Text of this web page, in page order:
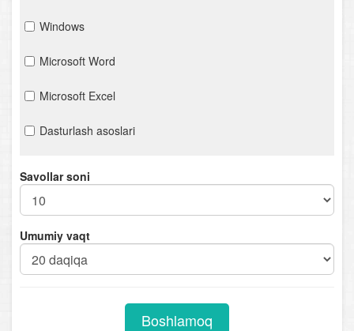
Windows
Microsoft Word
Microsoft Excel
Dasturlash asoslari
Savollar soni
Umumiy vaqt
Boshlamoq